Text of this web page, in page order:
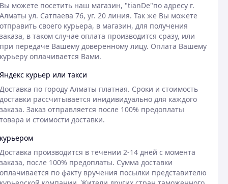
Вы можете посетить наш магазин, "tianDe"по адресу г.
Алматы ул. Сатпаева 76, уг. 20 линия. Так же Вы можете
отправить своего курьера, в магазин, для получения
заказа, в таком случае оплата производится сразу, или
при передаче Вашему доверенному лицу. Оплата Вашему
курьеру оплачивается Вами.
Яндекс курьер или такси
Доставка по городу Алматы платная. Сроки и стоимость
доставки рассчитывается инидивидуально для каждого
заказа. Заказ отправляется после 100% предоплаты
товара и стоимости доставки.
курьером
Доставка производится в течении 2-14 дней с момента
заказа, после 100% предоплаты. Сумма доставки
оплачивается по факту вручения посылки представителю